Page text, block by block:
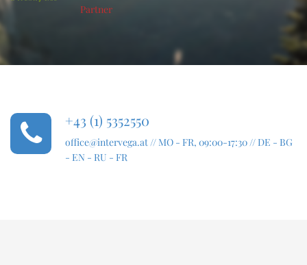
+43 (1) 5352550
office@intervega.at// MO - FR, 09:00-17:30 // DE - BG
- EN - RU - FR